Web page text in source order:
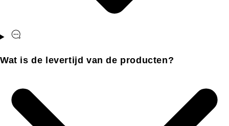
Wat is de levertijd van de producten?